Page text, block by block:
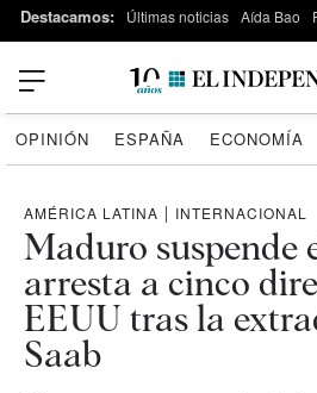
Destacamos: Últimas noticias Aída Bao
OPINIÓN ESPAÑA ECONOMÍA
AMÉRICA LATINA | INTERNACIONAL
Maduro suspende
arresta a cinco
EEUU tras la
Saab